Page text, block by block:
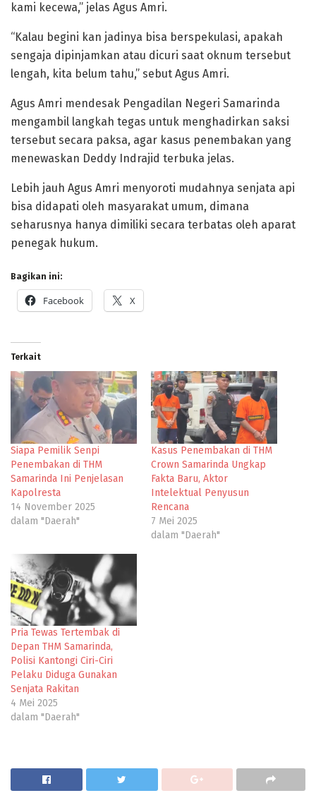
kami kecewa,” jelas Agus Amri.
“Kalau begini kan jadinya bisa berspekulasi, apakah
sengaja dipinjamkan atau dicuri saat oknum tersebut
lengah, kita belum tahu,” sebut Agus Amri.
Agus Amri mendesak Pengadilan Negeri Samarinda
mengambil langkah tegas untuk menghadirkan saksi
tersebut secara paksa, agar kasus penembakan yang
menewaskan Deddy Indrajid terbuka jelas.
Lebih jauh Agus Amri menyoroti mudahnya senjata api
bisa didapati oleh masyarakat umum, dimana
seharusnya hanya dimiliki secara terbatas oleh aparat
penegak hukum.
Bagikan ini:
Facebook X
Terkait
Siapa Pemilik Senpi
Penembakan di THM
Samarinda Ini Penjelasan
Kapolresta
14 November 2025
dalam "Daerah"
Kasus Penembakan di THM
Crown Samarinda Ungkap
Fakta Baru, Aktor
Intelektual Penyusun
Rencana
7 Mei 2025
dalam "Daerah"
Pria Tewas Tertembak di
Depan THM Samarinda,
Polisi Kantongi Ciri-Ciri
Pelaku Diduga Gunakan
Senjata Rakitan
4 Mei 2025
dalam "Daerah"